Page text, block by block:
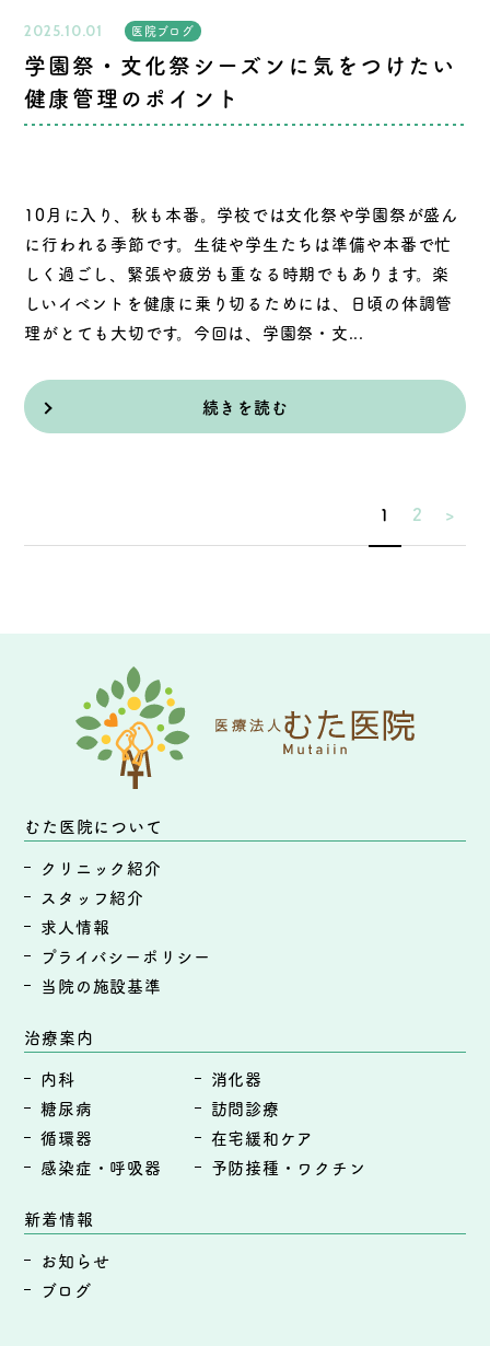
2025.10.01 医院ブログ
学園祭・文化祭シーズンに気をつけたい
健康管理のポイント
10月に入り、秋も本番。学校では文化祭や学園祭が盛ん
に行われる季節です。生徒や学生たちは準備や本番で忙
しく過ごし、緊張や疲労も重なる時期でもあります。楽
しいイベントを健康に乗り切るためには、日頃の体調管
理がとても大切です。今回は、学園祭・文...
続きを読む
1 2 >
むた医院について
クリニック紹介
スタッフ紹介
求人情報
プライバシーポリシー
当院の施設基準
治療案内
内科
糖尿病
循環器
感染症・呼吸器
消化器
訪問診療
在宅緩和ケア
予防接種・ワクチン
新着情報
お知らせ
ブログ